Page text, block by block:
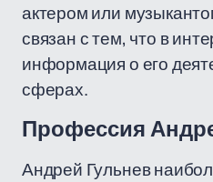
актером или
связан с тем, что в
информация о его
сферах.
Профессия
Андрей Гульнев